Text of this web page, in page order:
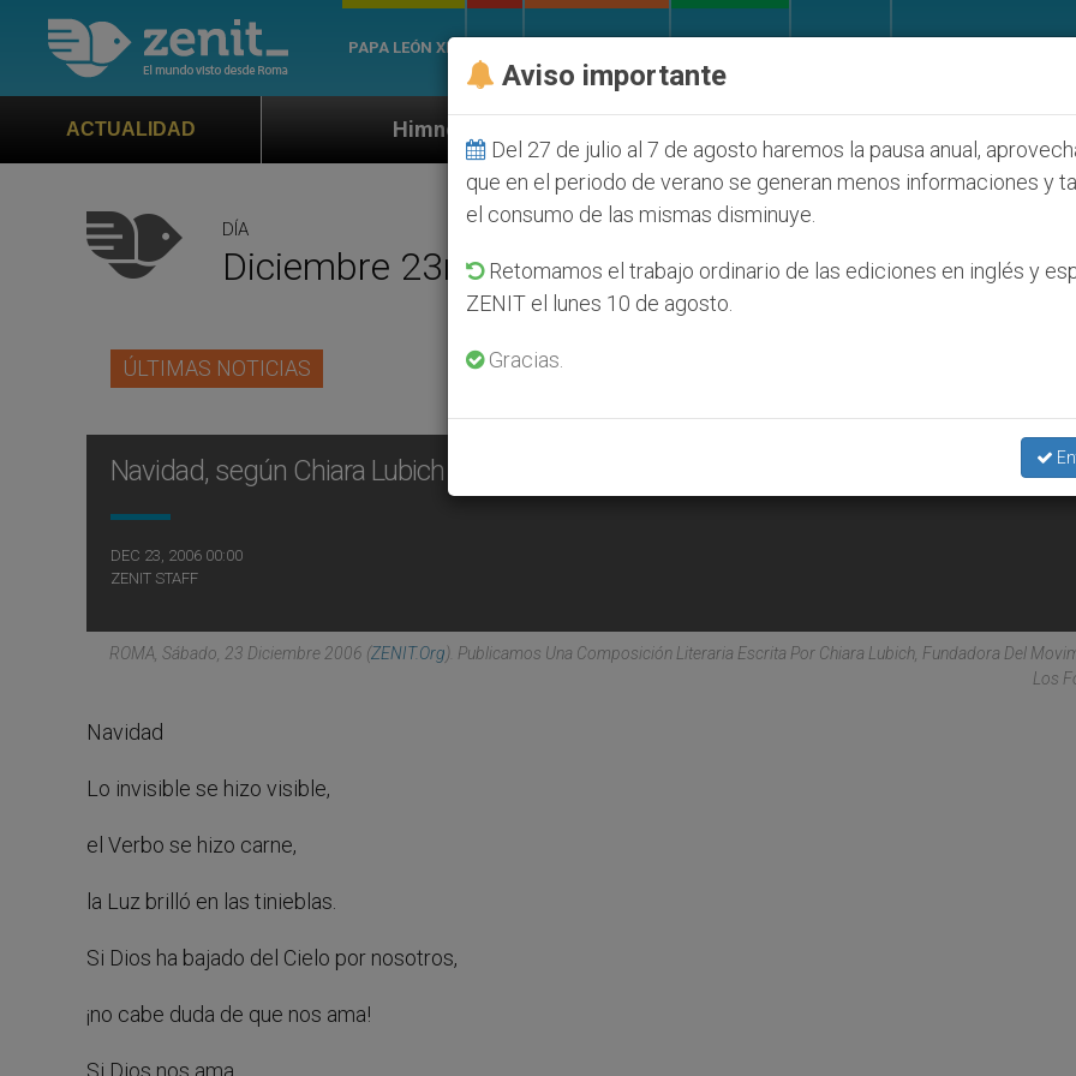
PAPA LEÓN XIV
ACTUALIDADHimno oficial de la Jornada Mundial de la Juventud Seúl 2027 ONU se
DÍA
Diciembre 23rd, 2006
ÚLTIMAS NOTICIAS
Navidad, según Chiara Lubich
DEC 23, 2006 00:00
ZENIT STAFF
ROMA, Sábado, 23 Diciembre 2006 (ZENIT.org). Publicamos Una Composición Literaria Escrita Por Chiara Lubich, Fundadora Del
Los
Navidad
Lo invisible se hizo visible,
el Verbo se hizo carne,
la Luz brilló en las tinieblas.
Si Dios ha bajado del Cielo por nosotros,
¡no cabe duda de que nos ama!
Si Dios nos ama
Aviso importante
Del 27 de julio al 7 de agosto haremos la pausa anual,
que en el periodo de verano se generan menos informaciones y
el consumo de las mismas disminuye.
Retomamos el trabajo ordinario de las ediciones en inglés y
ZENIT el lunes 10 de agosto.
Gracias.